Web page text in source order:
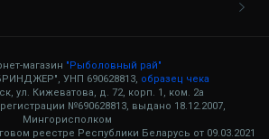
магазин "Рыболовный рай"
УНП 690628813, образец чека
ул. Кижеватова, д. 72, корп. 1, ком. 2а
№690628813, выдано 18.12.2007,
Мингорисполком
реестре Республики Беларусь от 09.03.2021